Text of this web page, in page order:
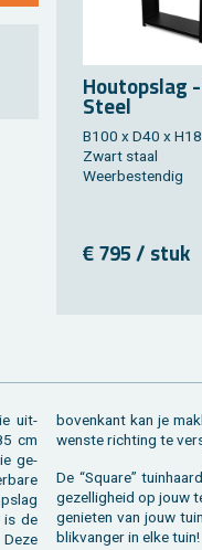
Hout­op­slag
Steel
B100 x D40 x
Zwart staal
Weer­be­sten­dig
€ 795 / stuk
uit­
cm
ge­
is de
ge­
wens­te rich­ting te
De “Squa­re”
ge­zel­lig­heid op jouw
ge­nie­ten van jouw
blik­van­ger in elke tuin!